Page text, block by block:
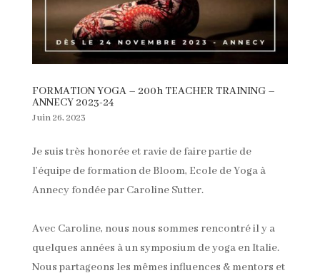
FORMATION YOGA – 200h TEACHER TRAINING –
ANNECY 2023-24
Juin 26, 2023
Je suis très honorée et ravie de faire partie de
l’équipe de formation de Bloom, Ecole de Yoga à
Annecy fondée par Caroline Sutter.
Avec Caroline, nous nous sommes rencontré il y a
quelques années à un symposium de yoga en Italie.
Nous partageons les mêmes influences & mentors et